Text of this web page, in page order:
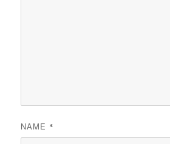
NAME *